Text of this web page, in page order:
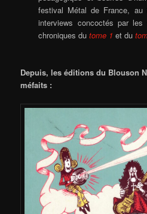
festival Métal de France,
interviews concoctés par les
chroniques dutome 1 et du
Depuis, les éditions du Blouson
méfaits :